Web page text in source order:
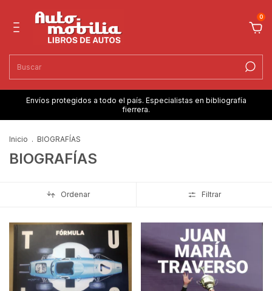
0
Envíos protegidos a todo el país. Especialistas en bibliografía
fierrera.
Inicio . BIOGRAFÍAS
BIOGRAFÍAS
Ordenar Filtrar